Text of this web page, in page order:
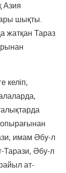
Азия
шықты.
жатқан Тараз
келіп,
имам Әбу-л
Әбу-л
ат-